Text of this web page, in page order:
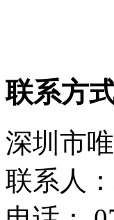
联系方
深圳市
联系人